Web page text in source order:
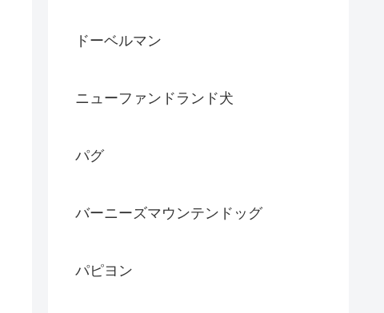
ドーベルマン
ニューファンドランド犬
パグ
バーニーズマウンテンドッグ
パピヨン